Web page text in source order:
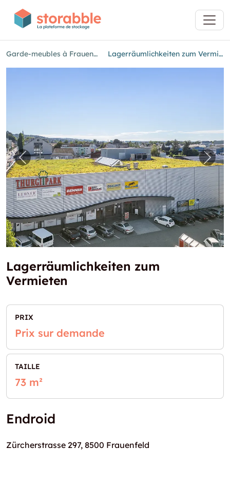
Garde-meubles à Frauenfeld Lagerräumlichkeiten zum Vermieten
Image précédente pour
Lagerräumlichkeiten zum
Vermieten
PRIX
Prix sur demande
TAILLE
73 m²
Endroid
Zürcherstrasse 297, 8500 Frauenfeld